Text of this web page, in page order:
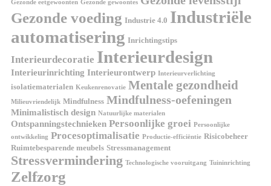
Gezonde eetgewoonten Gezonde gewoontes
Gezonde voeding Industrie 4.0 Industriële
automatisering Inrichtingstips
Interieurdecoratie Interieurdesign
Interieurinrichting Interieurontwerp Interieurverlichting
isolatiematerialen Keukenrenovatie Mentale gezondheid
Milieuvriendelijk Mindfulness Mindfulness-oefeningen
Minimalistisch design Natuurlijke materialen
Ontspanningstechnieken Persoonlijke groei Persoonlijke
ontwikkeling Procesoptimalisatie Productie-efficiëntie Risicobeheer
Ruimtebesparende meubels Stressmanagement
Stressvermindering Technologische vooruitgang Tuininrichting
Zelfzorg